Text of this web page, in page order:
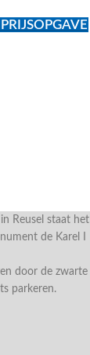
Reusel staat het
de Karel I
door de zwarte
parkeren.